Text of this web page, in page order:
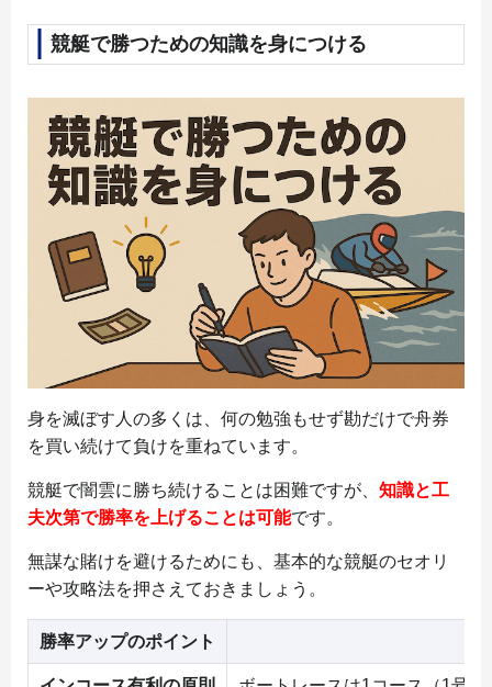
競艇で勝つための知識を身につける
身を滅ぼす人の多くは、何の勉強もせず勘だけで舟券
を買い続けて負けを重ねています。
競艇で闇雲に勝ち続けることは困難ですが、 知識と工
夫次第で勝率を上げることは可能です。
無謀な賭けを避けるためにも、基本的な競艇のセオリ
ーや攻略法を押さえておきましょう。
勝率アップのポイント